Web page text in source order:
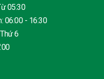
05:30
- 16:30
6